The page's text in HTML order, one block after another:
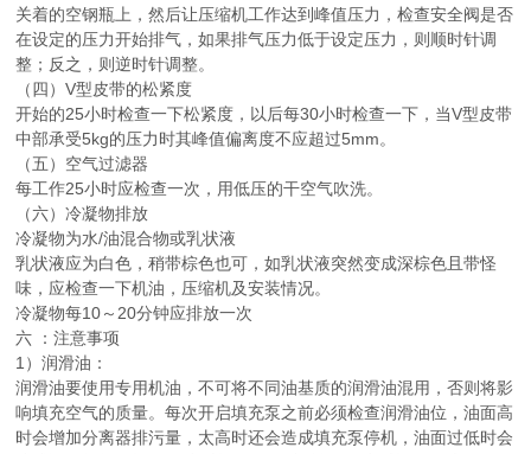
关着的空钢瓶上，然后让压缩机工作达到峰值压力，检查安全阀是否
在设定的压力开始排气，如果排气压力低于设定压力，则顺时针调
整；反之，则逆时针调整。
（四）V型皮带的松紧度
开始的25小时检查一下松紧度，以后每30小时检查一下，当V型皮带
中部承受5kg的压力时其峰值偏离度不应超过5mm。
（五）空气过滤器
每工作25小时应检查一次，用低压的干空气吹洗。
（六）冷凝物排放
冷凝物为水/油混合物或乳状液
乳状液应为白色，稍带棕色也可，如乳状液突然变成深棕色且带怪
味，应检查一下机油，压缩机及安装情况。
冷凝物每10～20分钟应排放一次
六 ：注意事项
1）润滑油：
润滑油要使用专用机油，不可将不同油基质的润滑油混用，否则将影
响填充空气的质量。每次开启填充泵之前必须检查润滑油位，油面高
时会增加分离器排污量，太高时还会造成填充泵停机，油面过低时会